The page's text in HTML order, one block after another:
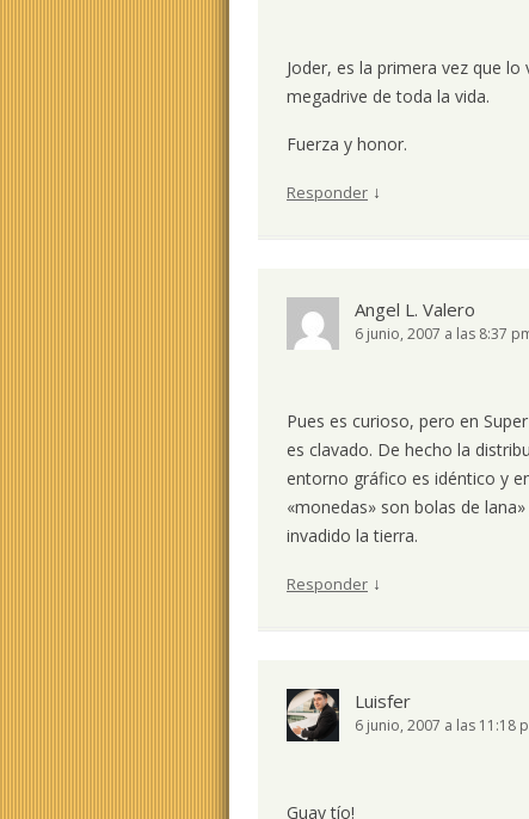
Joder, es la primera vez que
megadrive de toda la vida.
Fuerza y honor.
Responder ↓
Angel L. Valero
6 junio, 2007 a las 8:37
Pues es curioso, pero en
es clavado. De hecho la
entorno gráfico es idéntico y
«monedas» son bolas de
invadido la tierra.
Responder ↓
Luisfer
6 junio, 2007 a las 11:18
Guay tío!